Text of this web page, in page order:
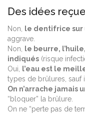
Des idées
Non, le dentifrice sur
aggrave.
Non,
le beurre,
indiqués (risque
Oui,
l’eau est le
types de brûlures, sauf
On n’arrache jamais
“bloquer” la brûlure.
On ne “perte pas de